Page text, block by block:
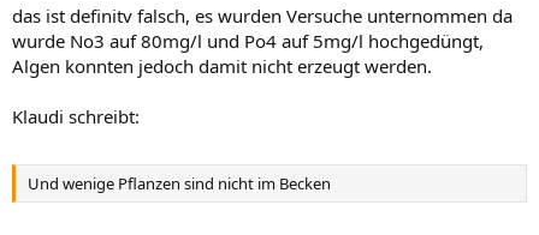
das ist definitv falsch, es wurden Versuche unternommen da
wurde No3 auf 80mg/l und Po4 auf 5mg/l hochgedüngt,
Algen konnten jedoch damit nicht erzeugt werden.
Klaudi schreibt:
Und wenige Pflanzen sind nicht im Becken